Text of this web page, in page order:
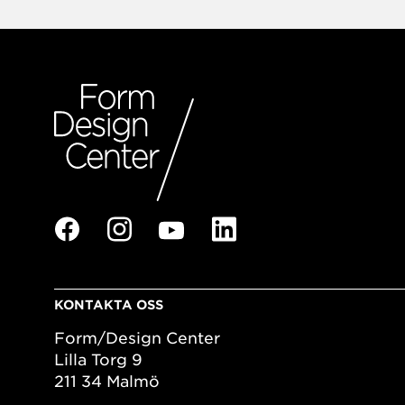
KONTAKTA OSS
Form/Design Center
Lilla Torg 9
211 34 Malmö